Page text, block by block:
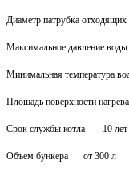
Диаметр патрубка
Максимальное давление воды
Минимальная температура
Площадь поверхности нагрева
Срок службы котла 10 лет
Объем бункера от 300 л